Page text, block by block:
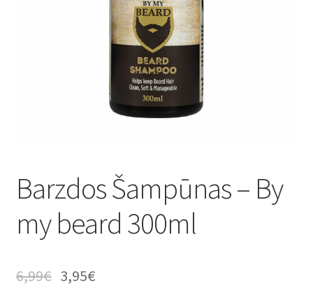
Barzdos Šampūnas – By
my beard 300ml
6,99€ 3,95€